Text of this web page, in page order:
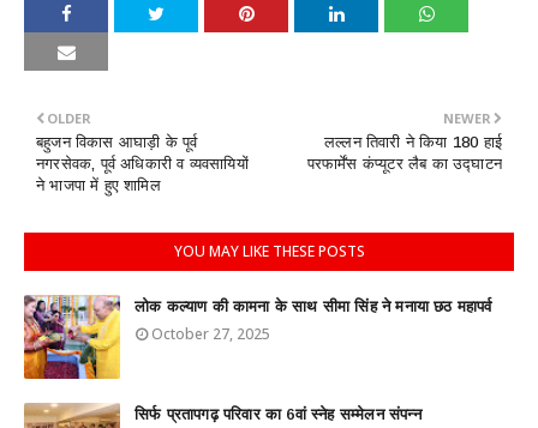
NEWER
लल्लन तिवारी ने किया 180 हाई
परफार्मेंस कंप्यूटर लैब का उद्घाटन
OLDER
बहुजन विकास आघाड़ी के पूर्व
नगरसेवक, पूर्व अधिकारी व व्यवसायियों
ने भाजपा में हुए शामिल
YOU MAY LIKE THESE POSTS
लोक कल्याण की कामना के साथ सीमा सिंह ने मनाया छठ महापर्व
October 27, 2025
सिर्फ प्रतापगढ़ परिवार का 6वां स्नेह सम्मेलन संपन्न